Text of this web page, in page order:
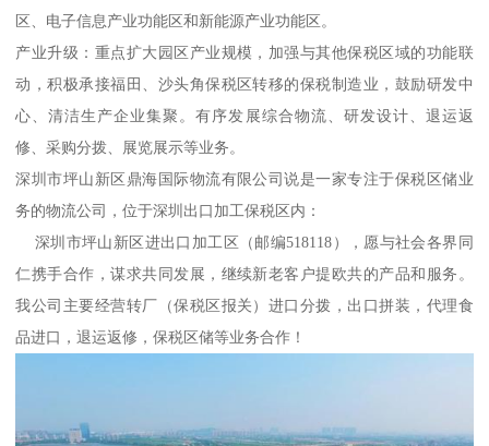
区、电子信息产业功能区和新能源产业功能区。
产业升级：重点扩大园区产业规模，加强与其他保税区域的功能联
动，积极承接福田、沙头角保税区转移的保税制造业，鼓励研发中
心、清洁生产企业集聚。有序发展综合物流、研发设计、退运返
修、采购分拨、展览展示等业务。
深圳市坪山新区鼎海国际物流有限公司说是一家专注于保税区储业
务的物流公司，位于深圳出口加工保税区内：
深圳市坪山新区进出口加工区（邮编518118），愿与社会各界同
仁携手合作，谋求共同发展，继续新老客户提欧共的产品和服务。
我公司主要经营转厂（保税区报关）进口分拨，出口拼装，代理食
品进口，退运返修，保税区储等业务合作！